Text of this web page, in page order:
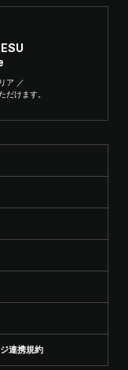
ア ／
だけます。
連携規約